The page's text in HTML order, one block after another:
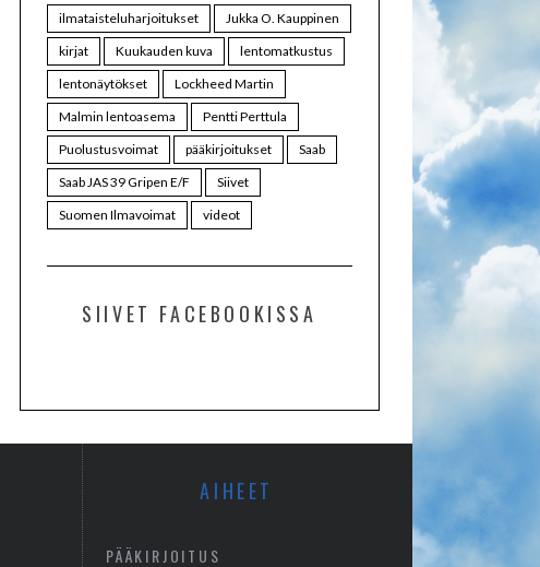
ilmataisteluharjoitukset
Jukka O. Kauppinen
kirjat
Kuukauden kuva
lentomatkustus
lentonäytökset
Lockheed Martin
Malmin lentoasema
Pentti Perttula
Puolustusvoimat
pääkirjoitukset
Saab
Saab JAS 39 Gripen E/F
Siivet
Suomen Ilmavoimat
videot
SIIVET FACEBOOKISSA
AIHEET
PÄÄKIRJOITUS